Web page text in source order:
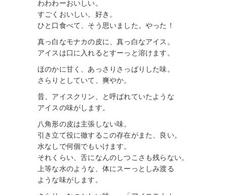
わわわーおいしい。
すごくおいしい。好き。
ひと口食べて、そう思いました。やった！
真っ白なモナカの皮に、真っ白なアイス。
アイスは口に入れるとすーっと溶けます。
ほのかに甘く、あっさりさっぱりした味。
さらりとしていて、爽やか。
昔、アイスクリン、と呼ばれていたような
アイスの味がします。
八角形の皮は主張しない味。
引き立て役に徹するこの存在がまた、良い。
水なしで何個でもいけます。
それくらい、舌になんのしつこさも残らない。
上等な水のような、体にスーっとしみ渡る
ような味がします。